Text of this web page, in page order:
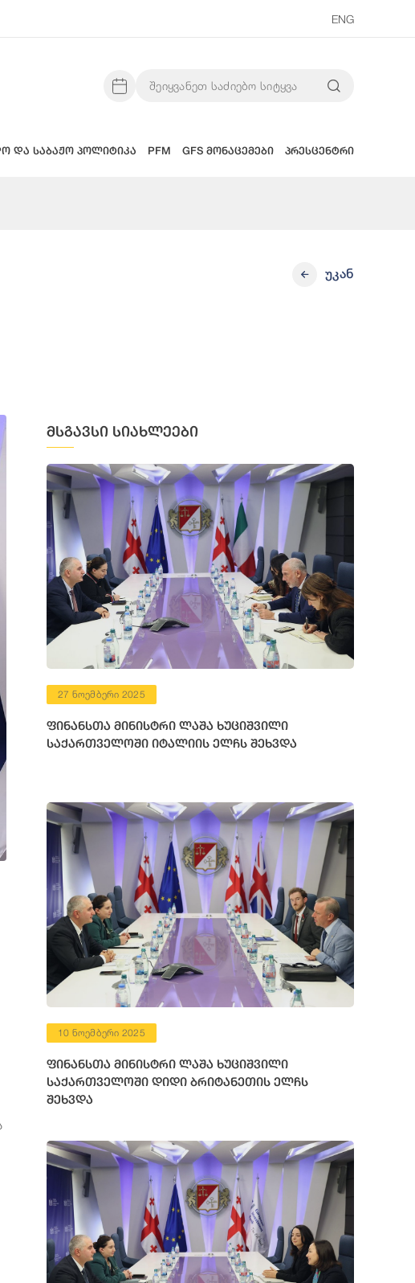
ENG
და საბაჟო პოლიტიკა PFM GFS მონაცემები პრესცენტრი
უკან
მსგავსი სიახლეები
27 ნოემბერი 2025
ფინანსთა მინისტრი ლაშა ხუციშვილი
საქართველოში იტალიის ელჩს შეხვდა
10 ნოემბერი 2025
ფინანსთა მინისტრი ლაშა ხუციშვილი
საქართველოში დიდი ბრიტანეთის ელჩს
შეხვდა